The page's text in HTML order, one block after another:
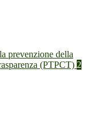
prevenzione della
(PTPCT) 2